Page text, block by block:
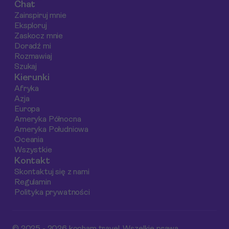
Chat
Zainspiruj mnie
Eksploruj
Zaskocz mnie
Doradź mi
Rozmawiaj
Szukaj
Kierunki
Afryka
Azja
Europa
Ameryka Północna
Ameryka Południowa
Oceania
Wszystkie
Kontakt
Skontaktuj się z nami
Regulamin
Polityka prywatności